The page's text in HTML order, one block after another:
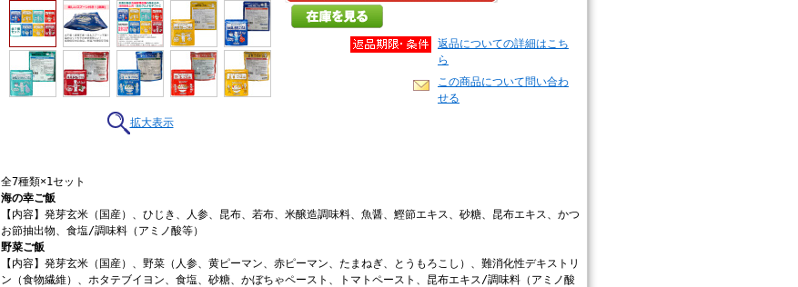
拡大表示
返品についての詳細はこち
ら
この商品について問い合わ
せる
全7種類×1セット
海の幸ご飯
【内容】発芽玄米（国産）、ひじき、人参、昆布、若布、米醸造調味料、魚醤、鰹節エキス、砂糖、昆布エキス、かつ
お節抽出物、食塩/調味料（アミノ酸等）
野菜ご飯
【内容】発芽玄米（国産）、野菜（人参、黄ピーマン、赤ピーマン、たまねぎ、とうもろこし）、難消化性デキストリ
ン（食物繊維）、ホタテブイヨン、食塩、砂糖、かぼちゃペースト、トマトペースト、昆布エキス/調味料（アミノ酸